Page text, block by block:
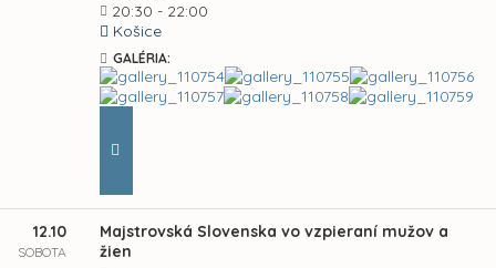
20:30 - 22:00
Košice
GALÉRIA:
12.10
SOBOTA
Majstrovská Slovenska vo vzpieraní mužov a
žien